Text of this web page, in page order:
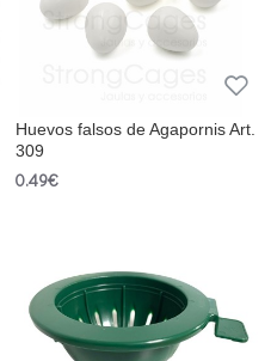
Huevos falsos de Agapornis Art.
309
0.49€